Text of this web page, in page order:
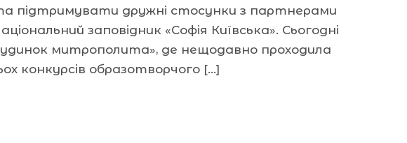
підтримувати дружні стосунки з партнерами
заповідник «Софія Київська». Сьогодні
митрополита», де нещодавно проходила
конкурсів образотворчого […]